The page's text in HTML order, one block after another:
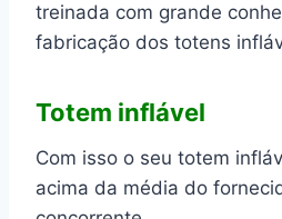
treinada com grande
fabricação dos totens
Totem inflável
Com isso o seu totem
acima da média do